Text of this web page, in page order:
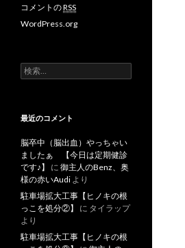
コメントのRSS
WordPress.org
検
索
最近のコメント
脳卒中（脳出血）やっちゃい
ましたぁ 【今日は定期健診
です♪】
に 御主人のBenz、奥
様の赤いAudi より
駐車場拡大工事【ヒノキの根
っこを処分②】
に タイラップ
より
駐車場拡大工事【ヒノキの根